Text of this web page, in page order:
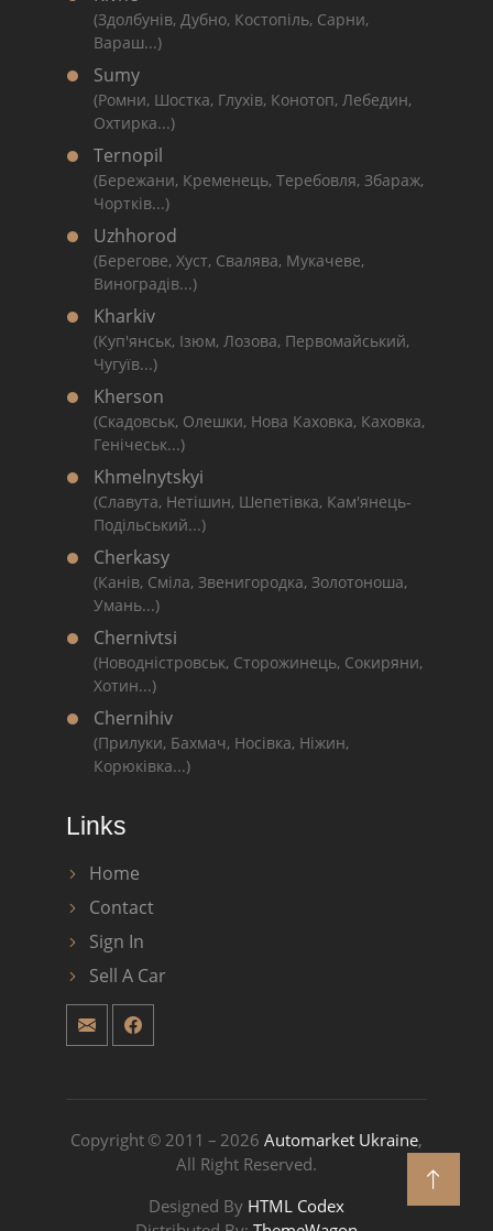
(Здолбунів, Дубно, Костопіль, Сарни,
Вараш...)
Sumy
(Ромни, Шостка, Глухів, Конотоп, Лебедин,
Охтирка...)
Ternopil
(Бережани, Кременець, Теребовля, Збараж,
Чортків...)
Uzhhorod
(Берегове, Хуст, Свалява, Мукачеве,
Виноградів...)
Kharkiv
(Куп'янськ, Ізюм, Лозова, Первомайський,
Чугуїв...)
Kherson
(Скадовськ, Олешки, Нова Каховка, Каховка,
Генічеськ...)
Khmelnytskyi
(Славута, Нетішин, Шепетівка, Кам'янець-
Подільський...)
Cherkasy
(Канів, Сміла, Звенигородка, Золотоноша,
Умань...)
Chernivtsi
(Новодністровськ, Сторожинець, Сокиряни,
Хотин...)
Chernihiv
(Прилуки, Бахмач, Носівка, Ніжин,
Корюківка...)
Links
Home
Contact
Sign In
Sell A Car
Copyright © 2011 – 2026 Automarket Ukraine,
All Right Reserved.
Designed By HTML Codex